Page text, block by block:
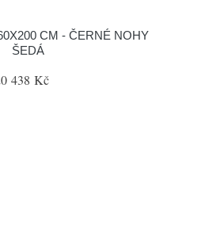
CM - ČERNÉ NOHY
ŠEDÁ
438 Kč